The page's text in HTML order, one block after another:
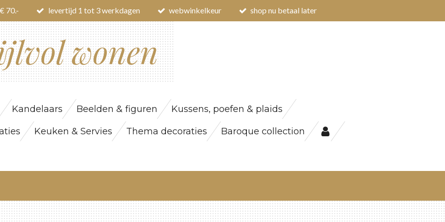
70.- levertijd 1 tot 3 werkdagen webwinkelkeur shop nu betaal later
wonen
Kandelaars Beelden & figuren Kussens, poefen & plaids
Keuken & Servies Thema decoraties Baroque collection